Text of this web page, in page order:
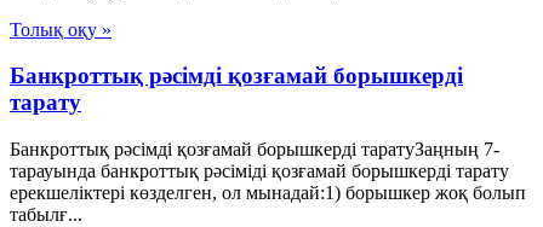
Толық оқу »
Банкроттық рәсімді қозғамай борышкерді
тарату
Банкроттық рәсімді қозғамай борышкерді таратуЗаңның 7-
тарауында банкроттық рәсіміді қозғамай борышкерді тарату
ерекшеліктері көзделген, ол мынадай:1) борышкер жоқ болып
табылғ...